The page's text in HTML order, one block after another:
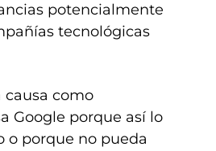
potencialmente
tecnológicas
causa como
Google porque así lo
o porque no pueda